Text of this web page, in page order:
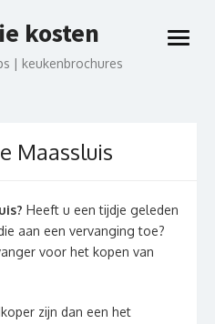
kosten
| keukenbrochures
open
Maassluis
Heeft u een tijdje geleden
aan een vervanging toe?
voor het kopen van
zijn dan een het